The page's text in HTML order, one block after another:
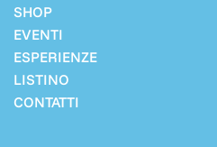
SHOP
EVENTI
ESPERIENZE
LISTINO
CONTATTI